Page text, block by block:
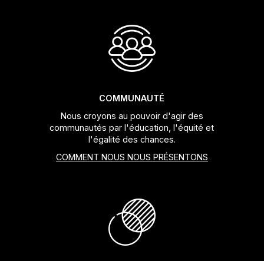
COMMUNAUTÉ
Nous croyons au pouvoir d'agir des
communautés par l'éducation, l'équité et
l'égalité des chances.
COMMENT NOUS NOUS PRÉSENTONS